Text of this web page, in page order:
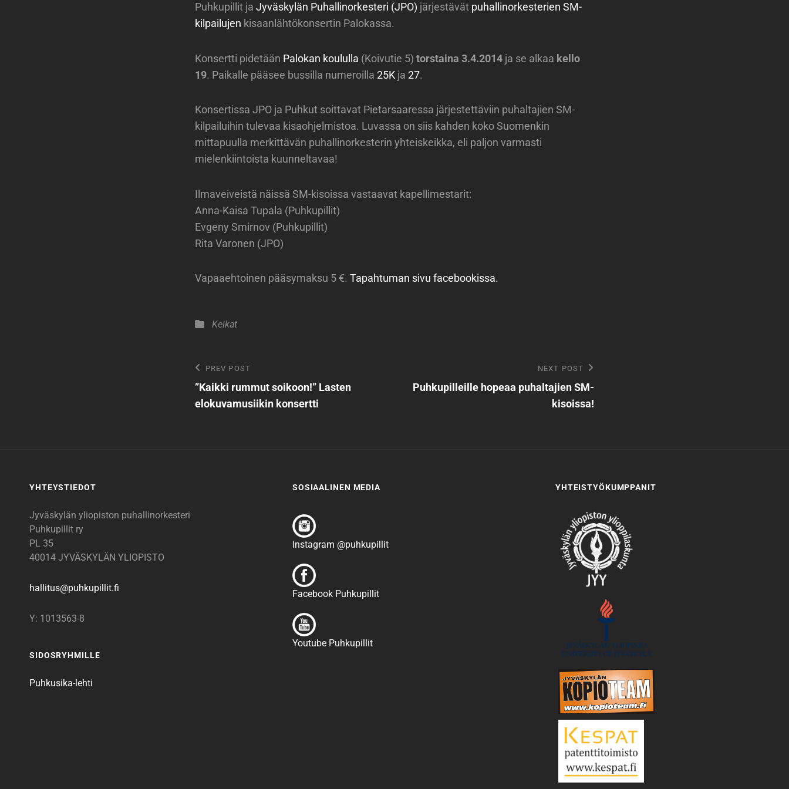
Puhkupillit ja Jyväskylän Puhallinorkesteri (JPO) järjestävät puhallinorkesterien SM-
kilpailujen kisaanlähtökonsertin Palokassa.
Konsertti pidetään Palokan koululla (Koivutie 5) torstaina 3.4.2014 ja se alkaa kello
19. Paikalle pääsee bussilla numeroilla 25K ja 27.
Konsertissa JPO ja Puhkut soittavat Pietarsaaressa järjestettäviin puhaltajien SM-
kilpailuihin tulevaa kisaohjelmistoa. Luvassa on siis kahden koko Suomenkin
mittapuulla merkittävän puhallinorkesterin yhteiskeikka, eli paljon varmasti
mielenkiintoista kuunneltavaa!
Ilmaveiveistä näissä SM-kisoissa vastaavat kapellimestarit:
Anna-Kaisa Tupala (Puhkupillit)
Evgeny Smirnov (Puhkupillit)
Rita Varonen (JPO)
Vapaaehtoinen pääsymaksu 5 €. Tapahtuman sivu facebookissa.
Categories
Keikat
Artikkelien
selaus
Previous
Post
PREV POST
”Kaikki rummut soikoon!” Lasten
elokuvamusiikin konsertti
Post
NEXT POST
Puhkupilleille hopeaa puhaltajien SM-
kisoissa!
YHTEYSTIEDOT
Jyväskylän yliopiston puhallinorkesteri
Puhkupillit ry
PL 35
40014 JYVÄSKYLÄN YLIOPISTO
hallitus@puhkupillit.fi
Y: 1013563-8
SIDOSRYHMILLE
Puhkusika-lehti
SOSIAALINEN MEDIA
Instagram @puhkupillit
Facebook Puhkupillit
Youtube Puhkupillit
YHTEISTYÖKUMPPANIT